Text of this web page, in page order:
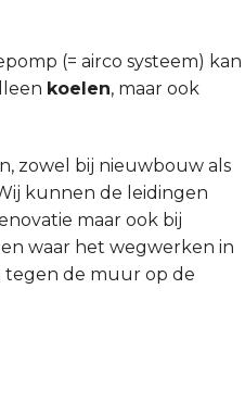
(= airco systeem) kan
koelen, maar ook
zowel bij nieuwbouw als
kunnen de leidingen
maar ook bij
waar het wegwerken in
tegen de muur op de